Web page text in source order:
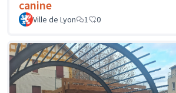
canine
Ville de Lyon 1 0